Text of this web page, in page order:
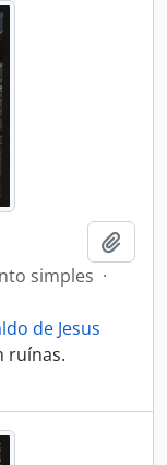
simples ·
de Jesus
ruínas.